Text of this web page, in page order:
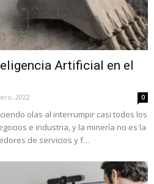
Artificial en el
2022 0
olas al interrumpir casi todos los
e industria, y la minería no es la
de servicios y f…